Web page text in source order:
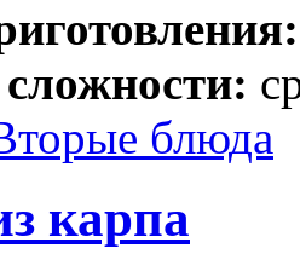
блюда
карпа